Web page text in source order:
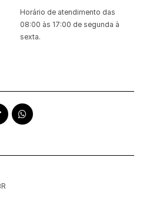
Horário de atendimento das
08:00 às 17:00 de segunda à
sexta.